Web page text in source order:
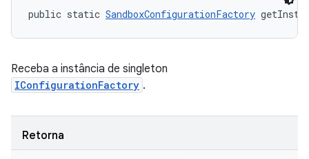
public static SandboxConfigurationFactory
Receba a instância de singleton
IConfigurationFactory .
Retorna